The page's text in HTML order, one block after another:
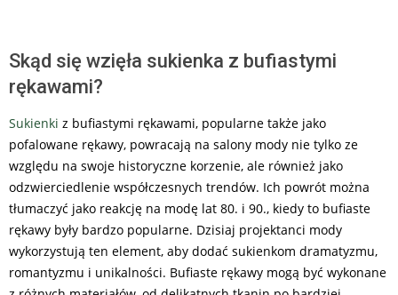
Skąd się wzięła sukienka z bufiastymi
rękawami?
Sukienki z bufiastymi rękawami, popularne także jako
pofalowane rękawy, powracają na salony mody nie tylko ze
względu na swoje historyczne korzenie, ale również jako
odzwierciedlenie współczesnych trendów. Ich powrót można
tłumaczyć jako reakcję na modę lat 80. i 90., kiedy to bufiaste
rękawy były bardzo popularne. Dzisiaj projektanci mody
wykorzystują ten element, aby dodać sukienkom dramatyzmu,
romantyzmu i unikalności. Bufiaste rękawy mogą być wykonane